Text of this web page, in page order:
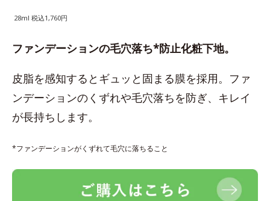
28ml 税込1,760円
ファンデーションの毛穴落ち*防止化粧下地。
皮脂を感知するとギュッと固まる膜を採用。ファ
ンデーションのくずれや毛穴落ちを防ぎ、キレイ
が長持ちします。
*ファンデーションがくずれて毛穴に落ちること